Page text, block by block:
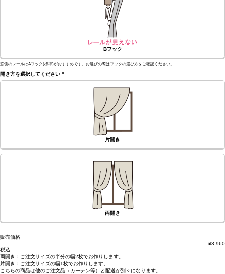
Bフック
窓側のレールはAフック(標準)がおすすめです。お選びの際はフックの選び方をご確認ください。
開き方を選択してください
(必
片開き
両開き
販売価格
¥3,960
税込
両開き： ご注文サイズの半分の幅2枚でお作りします。
片開き： ご注文サイズの幅1枚でお作りします。
こちらの商品は他のご注文品（カーテン等）と配送が別々 になります。